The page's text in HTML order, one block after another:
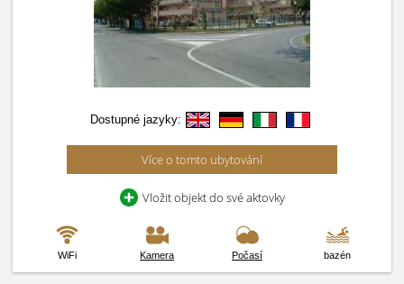
Dostupné jazyky:
Více o tomto ubytování
Vložit objekt do své aktovky
WiFi Kamera Počasí bazén